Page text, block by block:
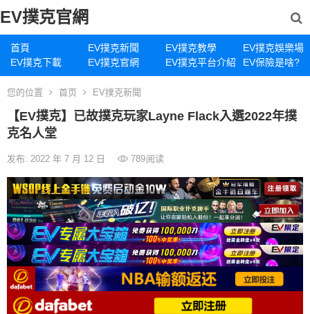
EV撲克官網
首頁 EV撲克新聞 EV撲克教學
EV撲克娛樂場
EV撲克下載
EV撲克官網 EV撲克平台介紹 EV保險是啥?
您的位置 首页 EV撲克新聞
【EV撲克】已故撲克玩家Layne Flack入選2022年撲
克名人堂
发布: 2022 年 7 月 12 日 789阅读